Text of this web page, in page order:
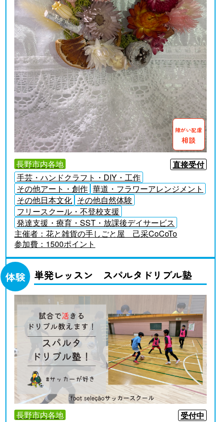
障がい配慮
相談
長野市内各地
直接受付
手芸・ハンドクラフト・DIY・工作
その他アート・創作 華道・フラワーアレンジメント
その他日本文化 その他自然体験
フリースクール・不登校支援
発達支援・療育・SST・放課後デイサービス
主催者：花と雑貨の手しごと屋 己采CoCoTo
参加費： 1500ポイント
体験 単発レッスン スパルタドリブル塾
長野市内各地
受付中